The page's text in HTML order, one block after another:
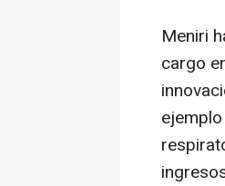
Meniri
cargo